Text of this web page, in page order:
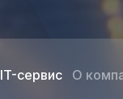
IT-сервис О